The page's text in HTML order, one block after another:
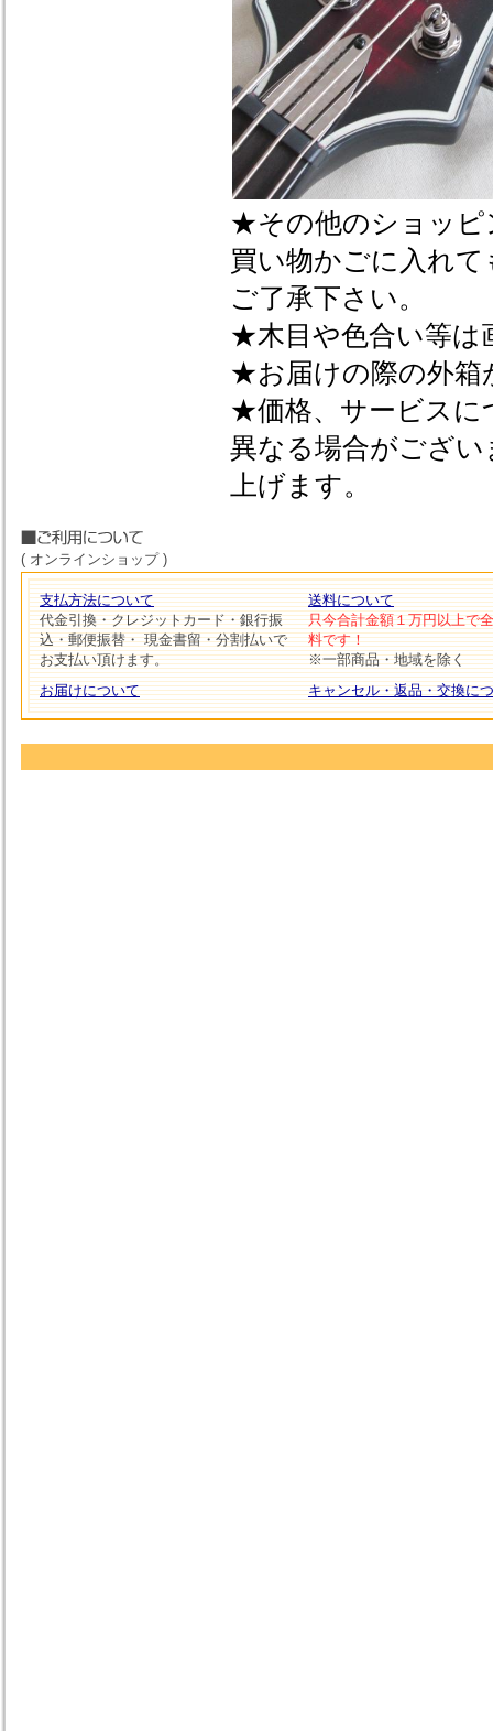
★その他のショッピ
買い物かごに入れ
ご了承下さい。
★木目や色合い等は
★お届けの際の外箱
★価格、サービスに
異なる場合がござ
上げます。
( オンラインショップ )
支払方法について
代金引換・クレジットカード・銀行振
込・郵便振替・ 現金書留・分割払いで
お支払い頂けます。
お届けについて
送料について
只今合計金額１万円以上で
料です！
※一部商品・地域を除く
キャンセル・返品・交換に